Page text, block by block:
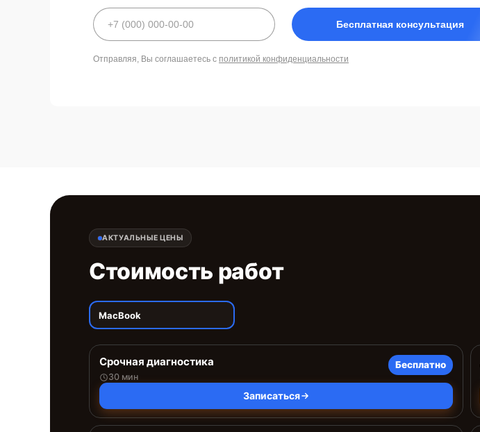
Бесплатная консультация
Отправляя, Вы соглашаетесь с политикой конфиденциальности
АКТУАЛЬНЫЕ ЦЕНЫ
Стоимость работ
MacBook
Срочная диагностика
30 мин
Бесплатно
Записаться